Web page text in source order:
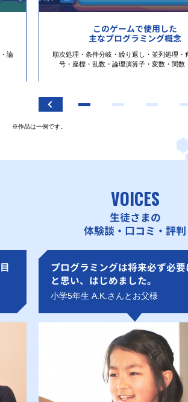
論
このゲームで使用した
主なプログラミング概念
順次処理・条件分岐・繰り返し・並列処理・
号・座標・乱数・論理演算子・変数・関数
※作品は一例です。
VOICES
生徒さまの
体験談・口コミ・評判
プログラミングは将来必ず必要
と思い、はじめました。
小学5年生 A.K.さんとお父様